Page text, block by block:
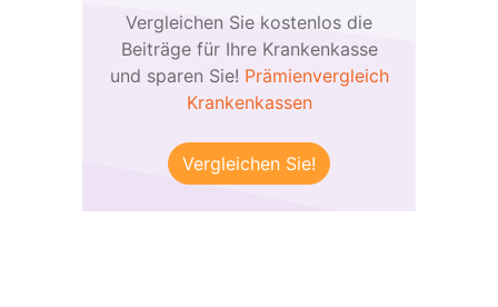
Vergleichen Sie kostenlos die
Beiträge für Ihre Krankenkasse
und sparen Sie! Prämienvergleich
Krankenkassen
Vergleichen Sie!